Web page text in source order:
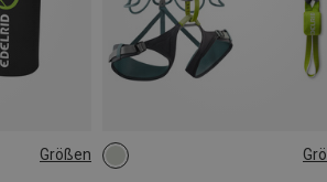
Größen 82-112CM